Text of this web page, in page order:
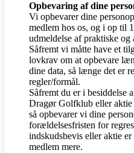
Opbevaring af dine
Vi opbevarer dine
medlem hos os, og i op til
udmeldelse af praktiske og
Såfremt vi måtte have et
lovkrav om at opbevare
dine data, så længe det er
regler/formål.
Såfremt du er i besiddelse
Dragør Golfklub eller
så opbevarer vi dine
forældelsesfristen for
indskudsbevis eller aktie
medlem mere.